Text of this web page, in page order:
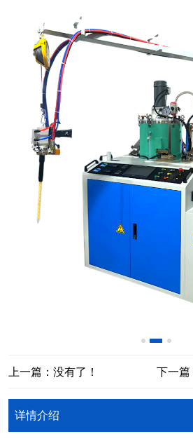
上一篇：没有了！
详情介绍